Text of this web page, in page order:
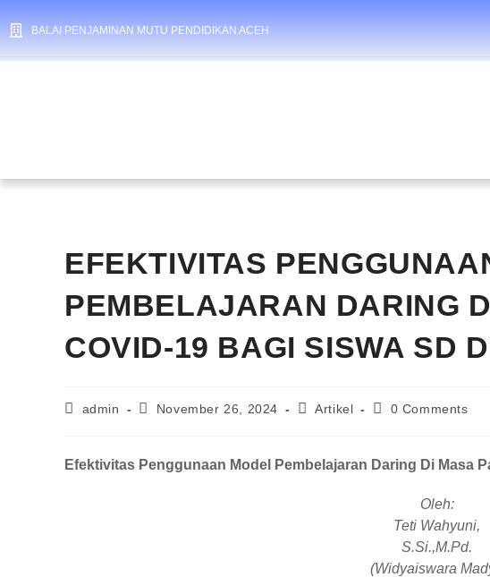
BALAI PENJAMINAN MUTU PENDIDIKAN ACEH
EFEKTIVITAS
PEMBELAJARAN DARING
COVID-19 BAGI SISWA SD
admin November 26, 2024 Artikel 0 Comments
Efektivitas Penggunaan Model Pembelajaran Daring Di Masa
Oleh:
Teti Wahyuni,
S.Si.,M.Pd.
(Widyaiswara